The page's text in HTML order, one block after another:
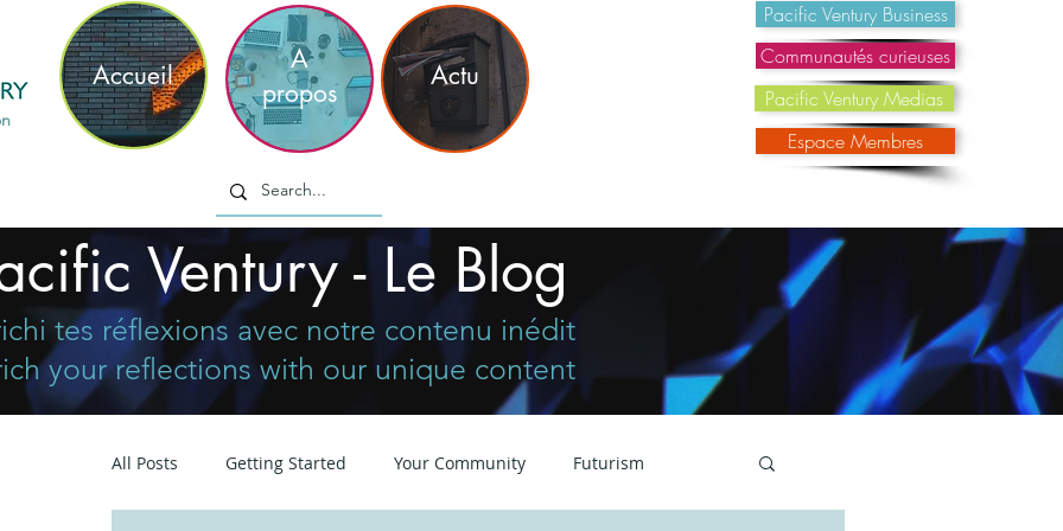
philippe@pacificventury.co
Accueil
A
propos
Actu
Pacific Ventury Business
Communautés curieuses
Pacific Ventury Medias
Espace Membres
Ventury - Le Blog
tes réflexions avec notre contenu inédit
your reflections with our unique content
All Posts Getting Started Your Community Futurism